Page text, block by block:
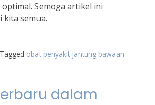
Semoga artikel ini
kita semua.
Tagged obat penyakit jantung bawaan
dalam